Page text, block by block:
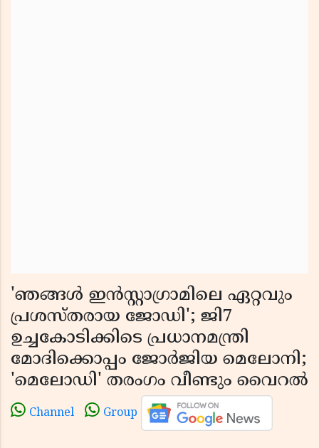
'ഞങ്ങൾ ഇൻസ്റ്റാഗ്രാമിലെ ഏറ്റവും
പ്രശസ്തരായ ജോഡി'; ജി7
ഉച്ചകോടിക്കിടെ പ്രധാനമന്ത്രി
മോദിക്കൊപ്പം ജോർജിയ മെലോനി;
'മെലോഡി' തരംഗം വീണ്ടും വൈറൽ
Channel Group